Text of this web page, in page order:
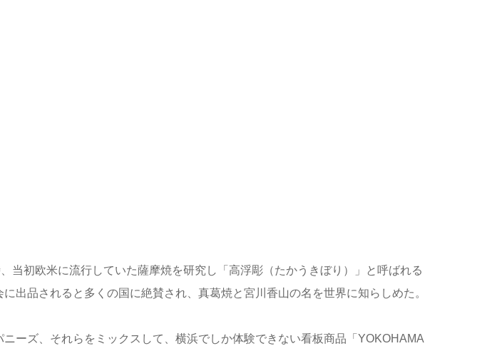
初欧米に流行していた薩摩焼を研究し「高浮彫（たかうきぼり）」と呼ばれる
出品されると多くの国に絶賛され、真葛焼と宮川香山の名を世界に知らしめた。
ーズ、それらをミックスして、横浜でしか体験できない看板商品「YOKOHAMA